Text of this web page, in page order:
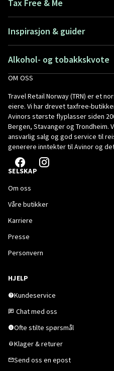
Tax Free & Me
Inspirasjon & guider
Alkohol- og tobakkskvote
OM OSS
Travel Retail Norway (TRN) er et
eiere. Vi har drevet taxfree-
Avinors største flyplasser siden
Bergen, Stavanger og Trondheim.
ansvarlig salg og god service til
generere inntekter til Avinor og
SELSKAP
Om oss
Våre butikker
Karriere
Presse
Personvern
HJELP
Kundeservice
Chat med oss
Ofte stilte spørsmål
Klager & returer
Send oss en epost